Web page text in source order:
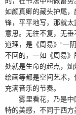
如颜真卿的藏头护尾
锋，平平地写，那就
意思。无往不复，无
道理，是《周易》“一
不回的，一如《周易
处就是生命的起点，灿
绘画等都是空间艺术，
充满音乐的节奏。
雾里看花，乃是中
特的美感，不同于西方